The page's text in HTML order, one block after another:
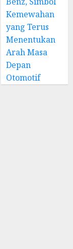
Kemewahan
yang Terus
Menentukan
Arah Masa
Depan
Otomotif